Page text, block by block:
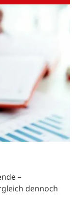
–
dennoch